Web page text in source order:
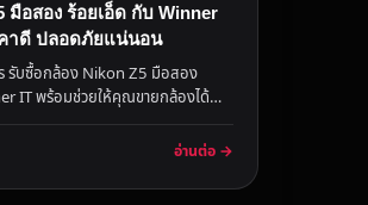
มือสอง ร้อยเอ็ด กับ Winner
าดี ปลอดภัยแน่นอน
รับซื้อกล้อง Nikon Z5 มือสอง
IT พร้อมช่วยให้คุณขายกล้องได้
อ่านต่อ →